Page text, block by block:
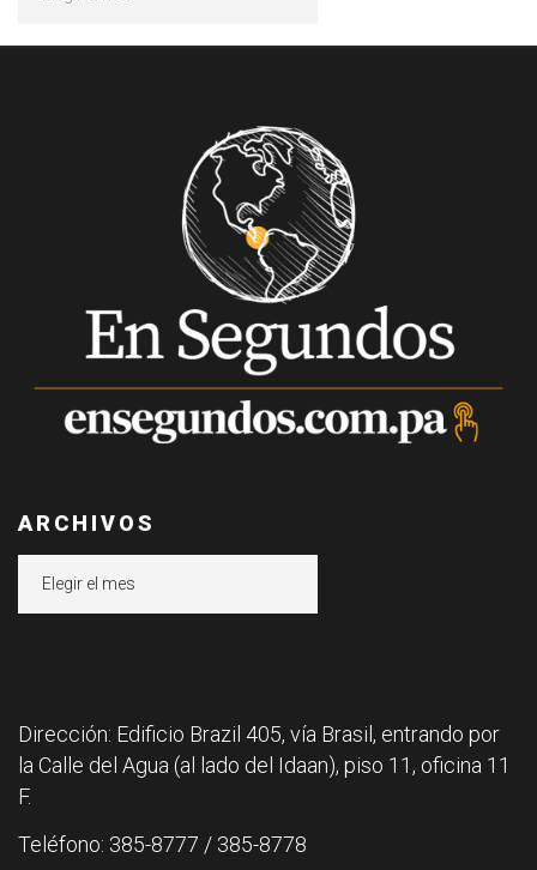
ARCHIVOS
Dirección: Edificio Brazil 405, vía Brasil, entrando por
la Calle del Agua (al lado del Idaan), piso 11, oficina 11
F.
Teléfono: 385-8777 / 385-8778